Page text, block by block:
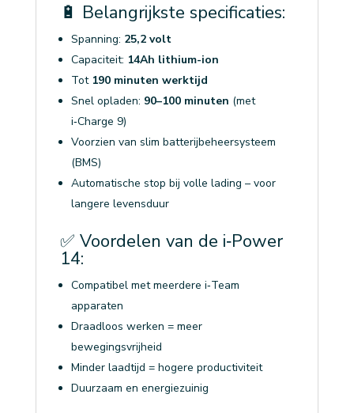
🔋 Belangrijkste specificaties:
Spanning: 25,2 volt
Capaciteit: 14Ah lithium-ion
Tot 190 minuten werktijd
Snel opladen: 90–100 minuten (met
i‑Charge 9)
Voorzien van slim batterijbeheersysteem
(BMS)
Automatische stop bij volle lading – voor
langere levensduur
✅ Voordelen van de i‑Power
14:
Compatibel met meerdere i‑Team
apparaten
Draadloos werken = meer
bewegingsvrijheid
Minder laadtijd = hogere productiviteit
Duurzaam en energiezuinig